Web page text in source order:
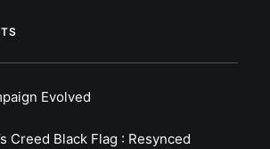
Evolved
Creed Black Flag : Resynced